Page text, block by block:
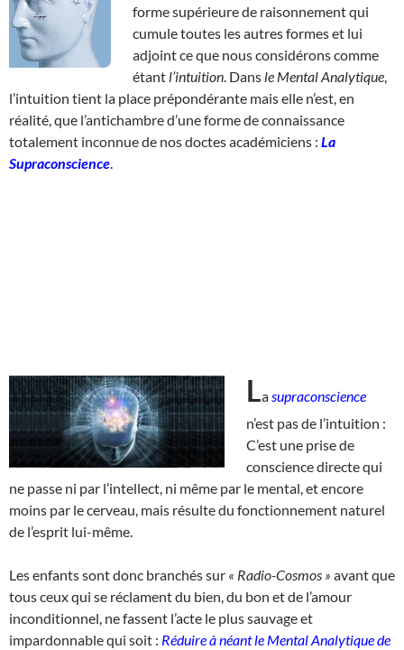
forme supérieure de raisonnement qui
cumule toutes les autres formes et lui
adjoint ce que nous considérons comme
étant l’intuition . Dans le Mental Analytique
l’intuition tient la place prépondérante mais elle n’est, en
réalité, que l’antichambre d’une forme de connaissance
totalement inconnue de nos doctes académiciens : La
Supraconscience
La supraconscience
n’est pas de l’intuition :
C’est une prise de
conscience directe qui
ne passe ni par l’intellect, ni même par le mental, et encore
moins par le cerveau, mais résulte du fonctionnement naturel
de l’esprit lui-même.
Les enfants sont donc branchés sur « Radio-Cosmos » avant que
tous ceux qui se réclament du bien, du bon et de l’amour
inconditionnel, ne fassent l’acte le plus sauvage et
impardonnable qui soit : Réduire à néant le Mental Analytique de